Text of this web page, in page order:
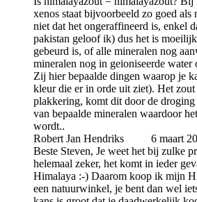
xenos staat bijvoorbeeld zo goed als
niet dat het ongeraffineerd is, enkel
pakistan geloof ik) dus het is
gebeurd is, of alle mineralen nog
mineralen nog in geioniseerde water
Zij hier bepaalde dingen waarop je
kleur die er in orde uit ziet). Het
plakkering, komt dit door de
van bepaalde mineralen waardoor
wordt..
Robert Jan Hendriks
6 maart
Beste Steven, Je weet het bij zulke
helemaal zeker, het komt in ieder
Himalaya :-) Daarom koop ik mijn
een natuurwinkel, je bent dan wel